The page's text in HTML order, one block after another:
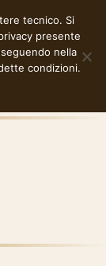
tecnico. Si
presente
nella
condizioni.